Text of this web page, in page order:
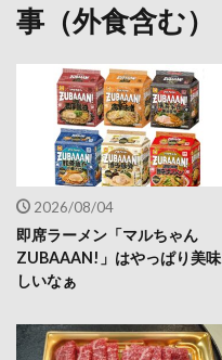
事（外食含む）
2026/08/04
即席ラーメン「マルちゃん
ZUBAAAN!」はやっぱり美味
しいなぁ